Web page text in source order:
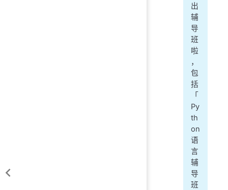
出
辅
导
班
啦
，
包
括
「
Py
th
on
语
言
辅
导
班